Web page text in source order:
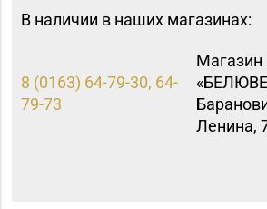
В наличии в наших магазинах:
8 (0163) 64-79-30, 64-
79-73
Ленина,